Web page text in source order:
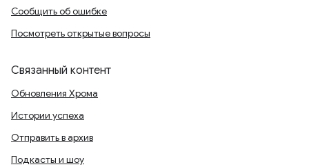
Сообщить об ошибке
Посмотреть открытые вопросы
Связанный контент
Обновления Хрома
Истории успеха
Отправить в архив
Подкасты и шоу